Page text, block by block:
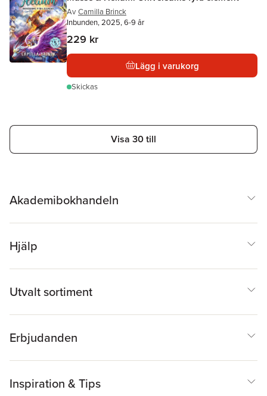
Av Camilla Brinck
Inbunden, 2025, 6-9 år
229 kr
Lägg i varukorg
Skickas
Visa 30 till
Akademibokhandeln
Hjälp
Utvalt sortiment
Erbjudanden
Inspiration & Tips